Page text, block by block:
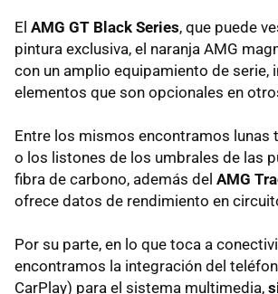
El AMG GT Black Series, que puede
pintura exclusiva, el naranja AMG
con un amplio equipamiento de serie,
elementos que son opcionales en
Entre los mismos encontramos lunas
o los listones de los umbrales de las
fibra de carbono, además del AMG
ofrece datos de rendimiento en
Por su parte, en lo que toca a
encontramos la integración del
CarPlay) para el sistema multimedia,